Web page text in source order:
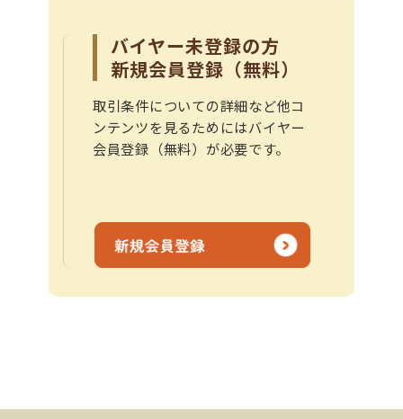
バイヤー未登録の方
新規会員登録（無料）
取引条件についての詳細など他コ
ンテンツを見るためにはバイヤー
会員登録（無料）が必要です。